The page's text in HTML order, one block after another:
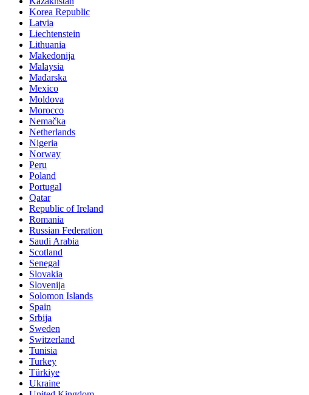
Korea Republic
Latvia
Liechtenstein
Lithuania
Makedonija
Malaysia
Mađarska
Mexico
Moldova
Morocco
Nemačka
Netherlands
Nigeria
Norway
Peru
Poland
Portugal
Qatar
Republic of Ireland
Romania
Russian Federation
Saudi Arabia
Scotland
Senegal
Slovakia
Slovenija
Solomon Islands
Spain
Srbija
Sweden
Switzerland
Tunisia
Turkey
Türkiye
Ukraine